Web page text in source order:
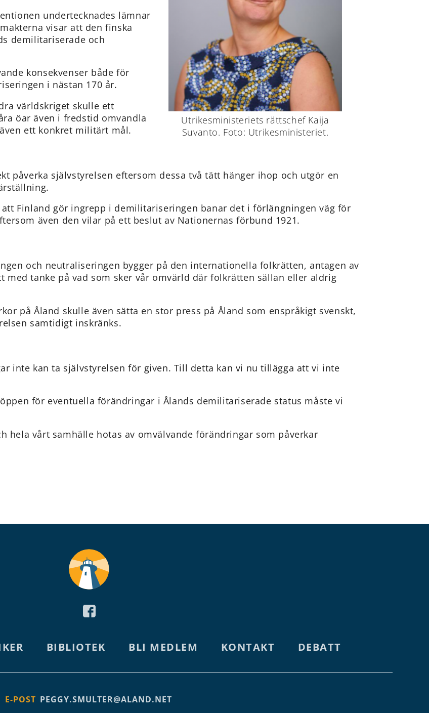
Utrikesministeriets rättschef Kaija
Suvanto. Foto: Utrikesministeriet.
undertecknades lämnar
visar att den finska
demilitariserade och
konsekvenser både för
i nästan 170 år.
världskriget skulle ett
öar även i fredstid omvandla
ett konkret militärt mål.
påverka självstyrelsen eftersom dessa två tätt hänger ihop och utgör en
Finland gör ingrepp i demilitariseringen banar det i förlängningen väg för
även den vilar på ett beslut av Nationernas förbund 1921.
och neutraliseringen bygger på den internationella folkrätten, antagen av
med tanke på vad som sker vår omvärld där folkrätten sällan eller aldrig
på Åland skulle även sätta en stor press på Åland som enspråkigt svenskt,
samtidigt inskränks.
inte kan ta självstyrelsen för given. Till detta kan vi nu tillägga att vi inte
för eventuella förändringar i Ålands demilitariserade status måste vi
hela vårt samhälle hotas av omvälvande förändringar som påverkar
BIBLIOTEK BLI MEDLEM KONTAKT DEBATT
E-POST PEGGY.SMULTER@ALAND.NET